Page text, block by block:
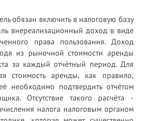
обязан включить в налоговую базу
внереализационный доход в виде
права пользования. Доход
из рыночной стоимости аренды
за каждый отчётный период. Для
стоимость аренды, как правило,
необходимо подтвердить отчётом
Отсутствие такого расчёта -
налога налоговым органом